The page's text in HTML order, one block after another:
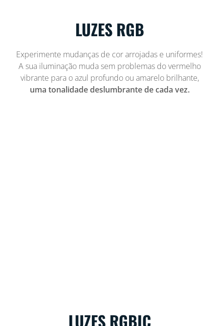
LUZES RGB
Experimente mudanças de cor arrojadas e uniformes!
A sua iluminação muda sem problemas do vermelho
vibrante para o azul profundo ou amarelo brilhante,
uma tonalidade deslumbrante de cada vez.
LUZES RGBIC